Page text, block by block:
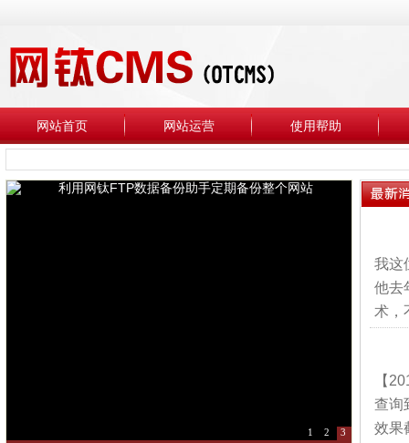
网站首页 网站运营 使用帮助
1 2 3
我这
他去
术，
【
查询
效果